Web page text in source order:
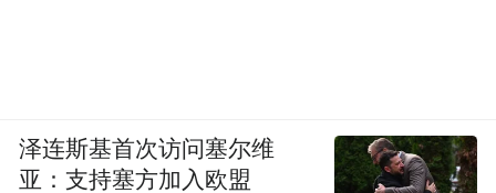
泽连斯基首次访问塞尔维
亚：支持塞方加入欧盟